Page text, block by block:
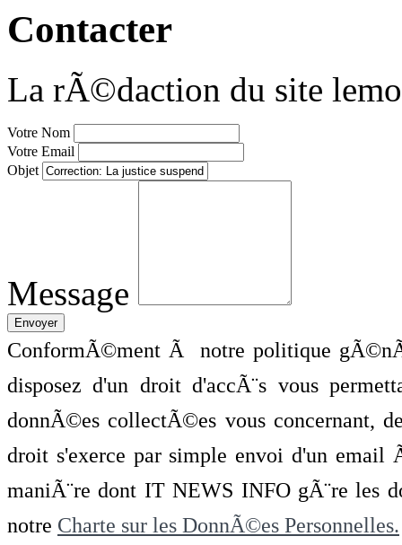
Contacter
La rÃ©daction du site
Votre Nom
Votre Email
Objet
Message
ConformÃ©ment Ã notre politique
disposez d'un droit d'accÃ¨s vous
donnÃ©es collectÃ©es vous concernant,
droit s'exerce par simple envoi d'un
maniÃ¨re dont IT NEWS INFO gÃ¨re les
notre Charte sur les DonnÃ©es Personnelles.